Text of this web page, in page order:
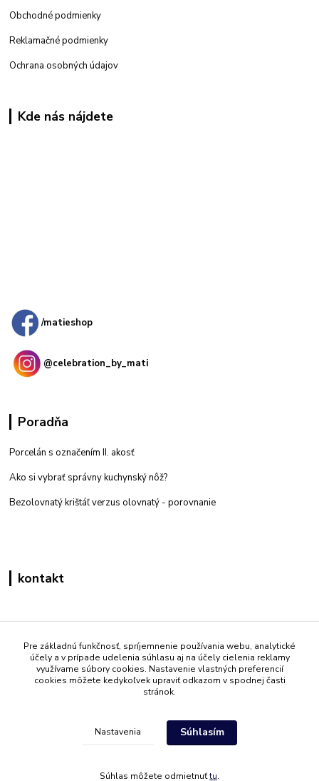
Obchodné podmienky
Reklamačné podmienky
Ochrana osobných údajov
Kde nás nájdete
/matieshop
@celebration_by_mati
Poradňa
Porcelán s označením II. akosť
Ako si vybrať správny kuchynský nôž?
Bezolovnatý krištáľ verzus olovnatý - porovnanie
kontakt
+421 908 861 051
(Po - Pia 7:30-15:30)
info@mati.sk
Pre základnú funkčnosť, spríjemnenie používania webu, analytické
účely a v prípade udelenia súhlasu aj na účely cielenia reklamy
využívame súbory cookies. Nastavenie vlastných preferencií
cookies môžete kedykoľvek upraviť odkazom v spodnej časti
stránok.
Nastavenia Súhlasím
Súhlas môžete odmietnuťtu.